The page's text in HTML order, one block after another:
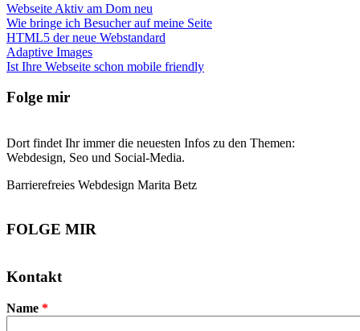
Webseite Aktiv am Dom neu
Wie bringe ich Besucher auf meine Seite
HTML5 der neue Webstandard
Adaptive Images
Ist Ihre Webseite schon mobile friendly
Folge mir
Dort findet Ihr immer die neuesten Infos zu den Themen:
Webdesign, Seo und Social-Media.
Barrierefreies Webdesign Marita Betz
FOLGE MIR
Kontakt
Name *